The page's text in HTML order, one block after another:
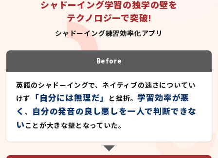
シャドーイング学習の独学の壁を
テクノロジーで突破!
シャドーイング練習効率化アプリ
Before
英語のシャドーイングで、ネイティブの速さについてい
けず
「自分には無理だ」 と挫折。学習効率が悪
く、
自分の発音の良し悪しを一人で判断できな
いことが大きな壁となっていた。